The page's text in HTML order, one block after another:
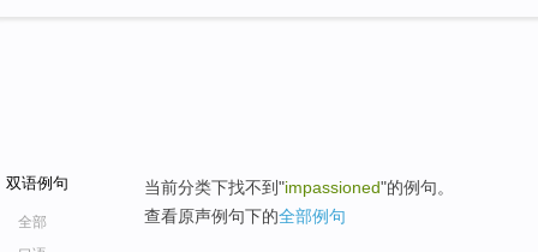
双语例句
全部
当前分类下找不到"impassioned"的例句。
查看原声例句下的全部例句